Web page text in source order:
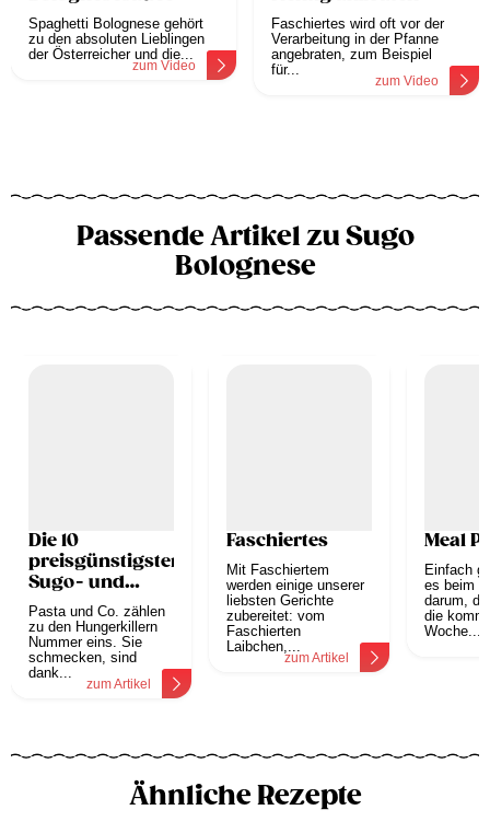
Spaghetti Bolognese gehört
zu den absoluten Lieblingen
der Österreicher und die...
zum Video
Faschiertes wird oft vor der
Verarbeitung in der Pfanne
angebraten, zum Beispiel
für...
zum Video
Passende Artikel zu Sugo
Bolognese
Die 10
preisgünstigsten
Sugo- und
Pesto-Tricks
für Anfänger
Pasta und Co. zählen
zu den Hungerkillern
Nummer eins. Sie
schmecken, sind
dank...
zum Artikel
Faschiertes
Mit Faschiertem
werden einige unserer
liebsten Gerichte
zubereitet: vom
Faschierten
Laibchen,...
zum Artikel
Meal
Einfach
es beim
darum,
die
Woche...
Ähnliche Rezepte